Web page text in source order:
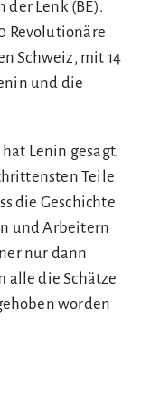
der Lenk (BE).
Revolutionäre
Schweiz, mit 14
und die
Lenin gesagt.
Teile
die Geschichte
und Arbeitern
nur dann
alle die Schätze
worden